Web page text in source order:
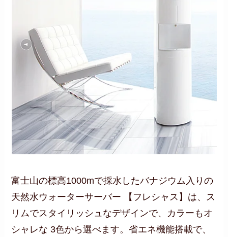
富士山の標高1000mで採水したバナジウム入りの
天然水ウォーターサーバー 【フレシャス】は、ス
リムでスタイリッシュなデザインで、カラーもオ
シャレな 3色から選べます。省エネ機能搭載で、